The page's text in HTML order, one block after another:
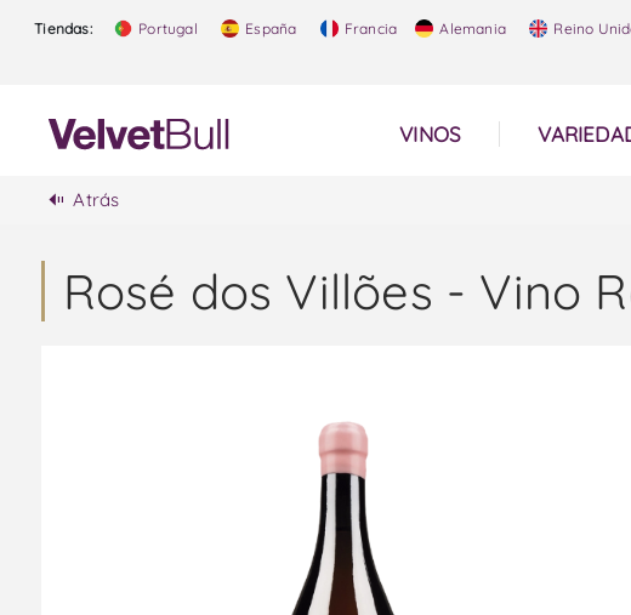
Tiendas: Portugal España Francia Alemania Reino
VINOS
Atrás
Rosé dos Villões - Vino